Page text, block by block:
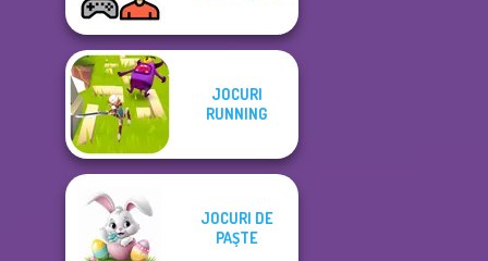
JOCURI
RUNNING
JOCURI DE
PAŞTE